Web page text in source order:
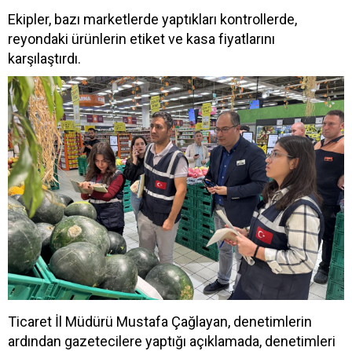
Ekipler, bazı marketlerde yaptıkları kontrollerde,
reyondaki ürünlerin etiket ve kasa fiyatlarını
karşılaştırdı.
Ticaret İl Müdürü Mustafa Çağlayan, denetimlerin
ardından gazetecilere yaptığı açıklamada, denetimleri